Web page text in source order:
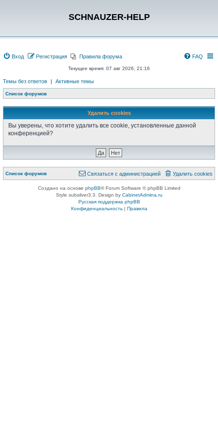
SCHNAUZER-HELP
Вход Регистрация Правила форума FAQ
Текущее время: 07 авг 2026, 21:16
Темы без ответов | Активные темы
Список форумов
Удалить cookies
Вы уверены, что хотите удалить все cookie, установленные данной
конференцией?
Список форумов Удалить cookies
Связаться с администрацией
Создано на основе phpBB® Forum Software © phpBB Limited
Style subsilver3.3. Design by CabinetAdmina.ru
Русская поддержка phpBB
Конфиденциальность| Правила